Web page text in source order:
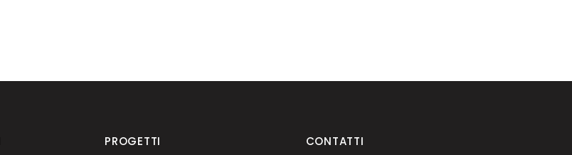
PROGETTI CONTATTI